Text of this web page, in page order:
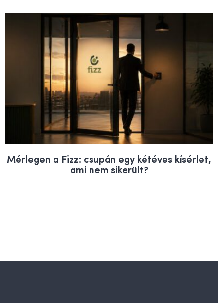
Mérlegen a Fizz: csupán egy kétéves kísérlet,
ami nem sikerült?